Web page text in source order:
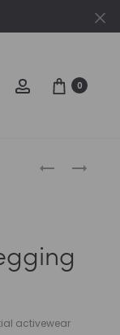
Search Account0
WOMEN’S
|
WOMEN’S
VASILIKI
activewear